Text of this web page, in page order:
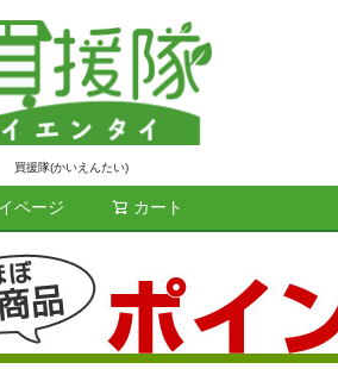
買援隊(かいえんたい)
ページ カート
検索